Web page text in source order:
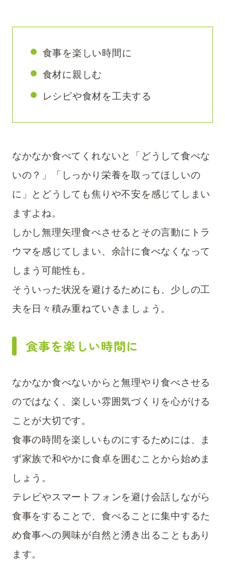
食事を楽しい時間に
食材に親しむ
レシピや食材を工夫する
なかなか食べてくれないと「どうして食べな
いの？」「しっかり栄養を取ってほしいの
に」とどうしても焦りや不安を感じてしまい
ますよね。
しかし無理矢理食べさせるとその言動にトラ
ウマを感じてしまい、余計に食べなくなって
しまう可能性も。
そういった状況を避けるためにも、少しの工
夫を日々積み重ねていきましょう。
食事を楽しい時間に
なかなか食べないからと無理やり食べさせる
のではなく、楽しい雰囲気づくりを心がける
ことが大切です。
食事の時間を楽しいものにするためには、ま
ず家族で和やかに食卓を囲むことから始めま
しょう。
テレビやスマートフォンを避け会話しながら
食事をすることで、食べることに集中するた
め食事への興味が自然と湧き出ることもあり
ます。